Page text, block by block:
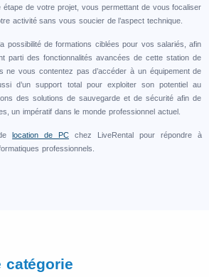
de votre projet, vous permettant de vous focaliser
activité sans vous soucier de l’aspect technique.
possibilité de formations ciblées pour vos salariés, afin
parti des fonctionnalités avancées de cette station de
ne vous contentez pas d’accéder à un équipement de
d’un support total pour exploiter son potentiel au
des solutions de sauvegarde et de sécurité afin de
un impératif dans le monde professionnel actuel.
delocation de PCchez LiveRental pour répondre à
professionnels.
catégorie